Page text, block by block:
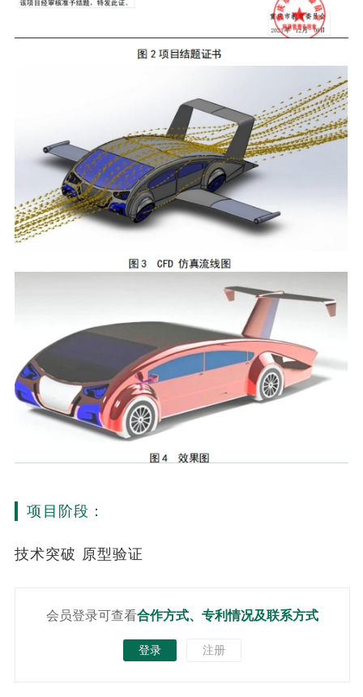
项目阶段：
技术突破 原型验证
会员登录可查看合作方式、专利情况及联系方式
登录 注册